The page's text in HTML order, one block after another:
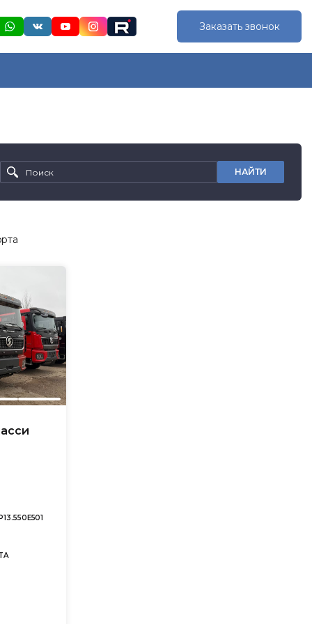
Заказать звонок
НАЙТИ